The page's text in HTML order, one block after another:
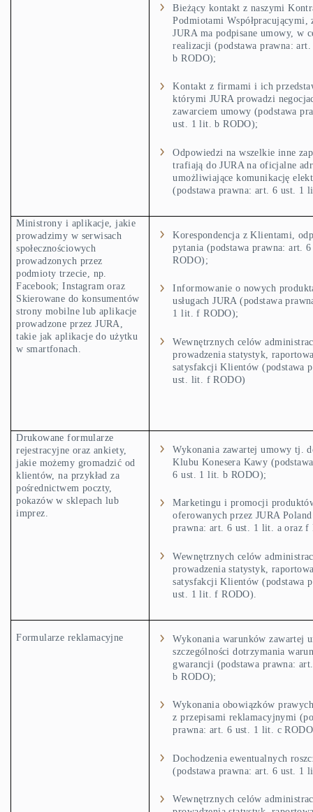
Bieżący kontakt z naszymi
Podmiotami
JURA ma podpisane umowy, w
realizacji (podstawa prawna:
b RODO);
Kontakt z firmami i ich
którymi JURA prowadzi
zawarciem umowy (podstawa
ust. 1 lit. b RODO);
Odpowiedzi na wszelkie inne
trafiają do JURA na oficjalne
umożliwiające komunikację
(podstawa prawna: art. 6 ust. 1
Ministrony i aplikacje, jakie
prowadzimy w serwisach
społecznościowych
prowadzonych przez
podmioty trzecie, np.
Facebook; Instagram oraz
Skierowane do konsumentów
strony mobilne lub aplikacje
prowadzone przez JURA,
takie jak aplikacje do użytku
w smartfonach.
Korespondencja z Klientami,
pytania (podstawa prawna: art.
RODO);
Informowanie o nowych
usługach JURA (podstawa
1 lit. f RODO);
Wewnętrznych celów
prowadzenia statystyk,
satysfakcji Klientów (podstawa
ust. lit. f RODO)
Drukowane formularze
rejestracyjne oraz ankiety,
jakie możemy gromadzić od
klientów, na przykład za
pośrednictwem poczty,
pokazów w sklepach lub
imprez.
Wykonania zawartej umowy tj.
Klubu Konesera Kawy
6 ust. 1 lit. b RODO);
Marketingu i promocji
oferowanych przez JURA
prawna: art. 6 ust. 1 lit. a oraz f
Wewnętrznych celów
prowadzenia statystyk,
satysfakcji Klientów (podstawa
ust. 1 lit. f RODO).
Formularze reklamacyjne
Wykonania warunków zawartej
szczególności dotrzymania
gwarancji (podstawa prawna:
b RODO);
Wykonania obowiązków
z przepisami reklamacyjnymi
prawna: art. 6 ust. 1 lit. c
Dochodzenia ewentualnych
(podstawa prawna: art. 6 ust. 1
Wewnętrznych celów